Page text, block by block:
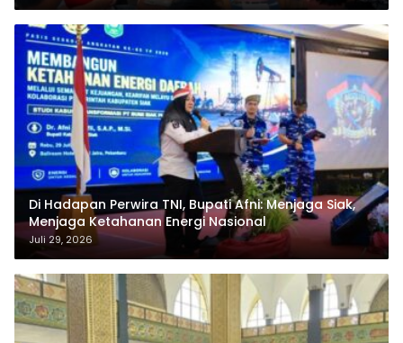
Di Hadapan Perwira TNI, Bupati Afni: Menjaga Siak,
Menjaga Ketahanan Energi Nasional
Juli 29, 2026